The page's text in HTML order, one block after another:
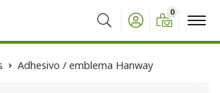
Buscar
0
Adhesivo / emblema Hanway